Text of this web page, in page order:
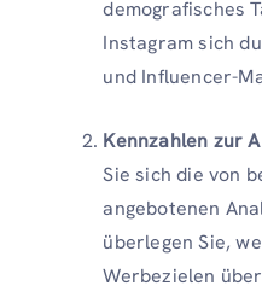
demografisches
Instagram sich
und Influencer-
Kennzahlen zur
Sie sich die von
angebotenen
überlegen Sie,
Werbezielen